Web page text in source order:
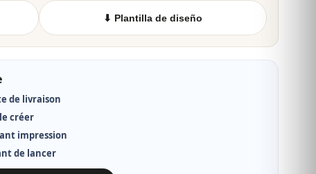
⬇ Plantilla de diseño
de livraison
créer
impression
de lancer